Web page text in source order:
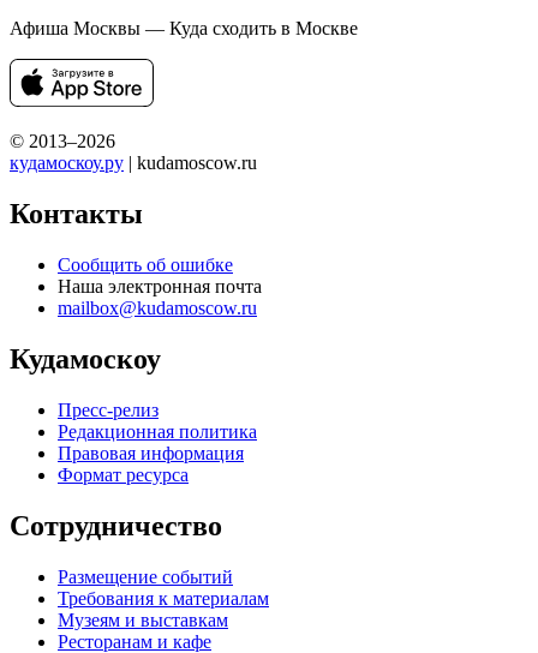
Афиша Москвы — Куда сходить в Москве
© 2013–2026
кудамоскоу.ру | kudamoscow.ru
Контакты
Сообщить об ошибке
Наша электронная почта
mailbox@kudamoscow.ru
Кудамоскоу
Пресс-релиз
Редакционная политика
Правовая информация
Формат ресурса
Сотрудничество
Размещение событий
Требования к материалам
Музеям и выставкам
Ресторанам и кафе